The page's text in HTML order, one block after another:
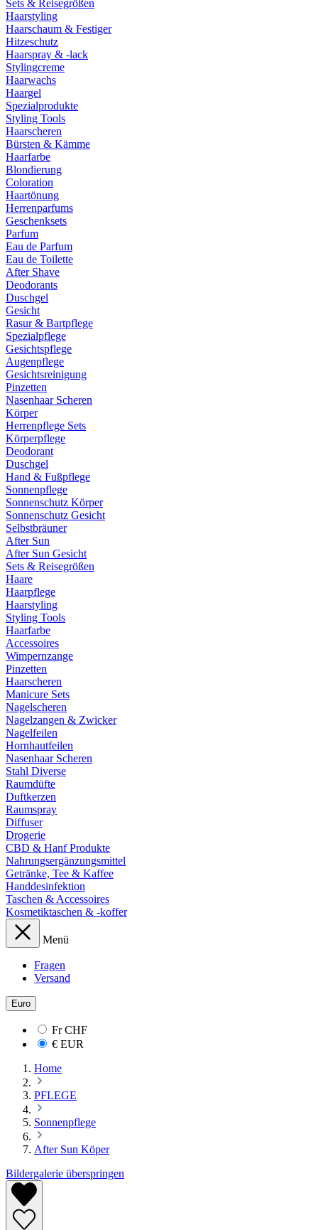
Sets & Reisegrößen
Haarstyling
Haarschaum & Festiger
Hitzeschutz
Haarspray & -lack
Stylingcreme
Haarwachs
Haargel
Spezialprodukte
Styling Tools
Haarscheren
Bürsten & Kämme
Haarfarbe
Blondierung
Coloration
Haartönung
Herrenparfums
Geschenksets
Parfum
Eau de Parfum
Eau de Toilette
After Shave
Deodorants
Duschgel
Gesicht
Rasur & Bartpflege
Spezialpflege
Gesichtspflege
Augenpflege
Gesichtsreinigung
Pinzetten
Nasenhaar Scheren
Körper
Herrenpflege Sets
Körperpflege
Deodorant
Duschgel
Hand & Fußpflege
Sonnenpflege
Sonnenschutz Körper
Sonnenschutz Gesicht
Selbstbräuner
After Sun
After Sun Gesicht
Sets & Reisegrößen
Haare
Haarpflege
Haarstyling
Styling Tools
Haarfarbe
Accessoires
Wimpernzange
Pinzetten
Haarscheren
Manicure Sets
Nagelscheren
Nagelzangen & Zwicker
Nagelfeilen
Hornhautfeilen
Nasenhaar Scheren
Stahl Diverse
Raumdüfte
Duftkerzen
Raumspray
Diffuser
Drogerie
CBD & Hanf Produkte
Nahrungsergänzungsmittel
Getränke, Tee & Kaffee
Handdesinfektion
Taschen & Accessoires
Kosmetiktaschen & -koffer
Menü
Fragen
Versand
Euro
FrCHF
€ EUR
Home
PFLEGE
Sonnenpflege
After Sun Köper
Bildergalerie überspringen